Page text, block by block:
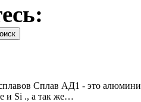
Сплав АД1 - это
и Si ., а так же…